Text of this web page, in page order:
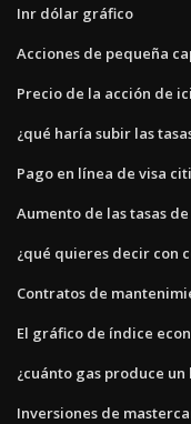
Inr dólar gráfico
Acciones de pequeña
Precio de la acción de
¿qué haría subir las
Pago en línea de visa citi
Aumento de las tasas
¿qué quieres decir con
Contratos de
El gráfico de índice
¿cuánto gas produce
Inversiones de